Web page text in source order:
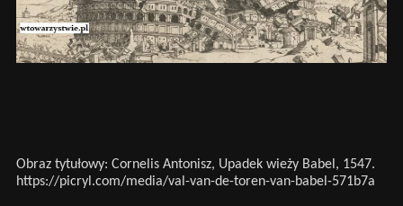
Obraz tytułowy: Cornelis Antonisz, Upadek wieży Babel, 1547.
https://picryl.com/media/val-van-de-toren-van-babel-571b7a